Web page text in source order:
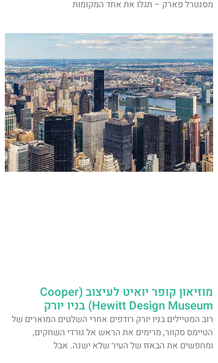
מסנטרל פארק – תגלו את אחד המקומות
מוזיאון קופר יואיט לעיצוב (Cooper
Hewitt Design Museum) בניו יורק
רוב המטיילים בניו יורק רודפים אחרי השלטים המוארים של
הטיימס סקוור, מרימים את הראש אל גורדי השחקים,
ומחפשים את הבאזז של העיר שלא ישנה. אבל